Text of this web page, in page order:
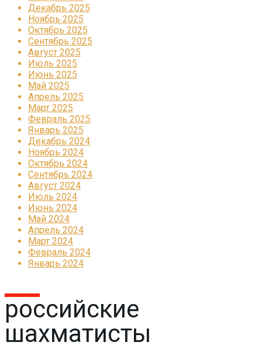
Декабрь 2025
Ноябрь 2025
Октябрь 2025
Сентябрь 2025
Август 2025
Июль 2025
Июнь 2025
Май 2025
Апрель 2025
Март 2025
Февраль 2025
Январь 2025
Декабрь 2024
Ноябрь 2024
Октябрь 2024
Сентябрь 2024
Август 2024
Июль 2024
Июнь 2024
Май 2024
Апрель 2024
Март 2024
Февраль 2024
Январь 2024
российские
шахматисты